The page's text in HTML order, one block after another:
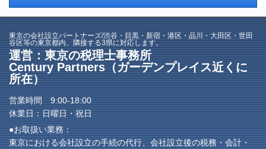
東京の会社設立パートナーズ/渋谷・目黒・新宿・港区・品川・大田区・世田
谷区等の東京都内、隣接する3県に対応します。
運営：東京の税理士事務所
Century Partners（ガーデンプレイス近くに
所在）
営業時間 9:00-18:00
休業日：日曜日・祝日
●お取扱い業務：
東京における会社設立の手続の代行、会社設立後の税務・会計・